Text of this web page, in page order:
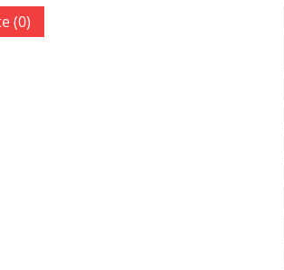
)
(0)